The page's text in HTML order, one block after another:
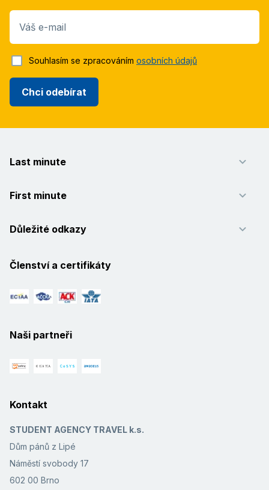
Váš e-mail
Chci odebírat
Souhlasím se zpracováním osobních údajů
Last minute
First minute
Důležité odkazy
Členství a certifikáty
Naši partneři
Kontakt
STUDENT AGENCY TRAVEL k.s.
Dům pánů z Lipé
Náměstí svobody 17
602 00 Brno